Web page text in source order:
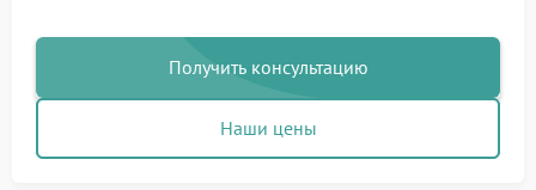
Получить консультацию
Наши цены